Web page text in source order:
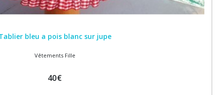
bleu a pois blanc sur jupe
Vêtements Fille
40€